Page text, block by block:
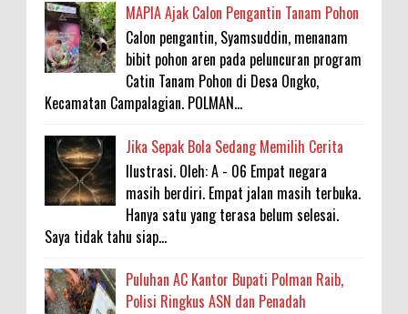
MAPIA Ajak Calon Pengantin Tanam Pohon
Calon pengantin, Syamsuddin, menanam
bibit pohon aren pada peluncuran program
Catin Tanam Pohon di Desa Ongko,
Kecamatan Campalagian. POLMAN...
Jika Sepak Bola Sedang Memilih Cerita
Ilustrasi. Oleh: A - 06 Empat negara
masih berdiri. Empat jalan masih terbuka.
Hanya satu yang terasa belum selesai.
Saya tidak tahu siap...
Puluhan AC Kantor Bupati Polman Raib,
Polisi Ringkus ASN dan Penadah